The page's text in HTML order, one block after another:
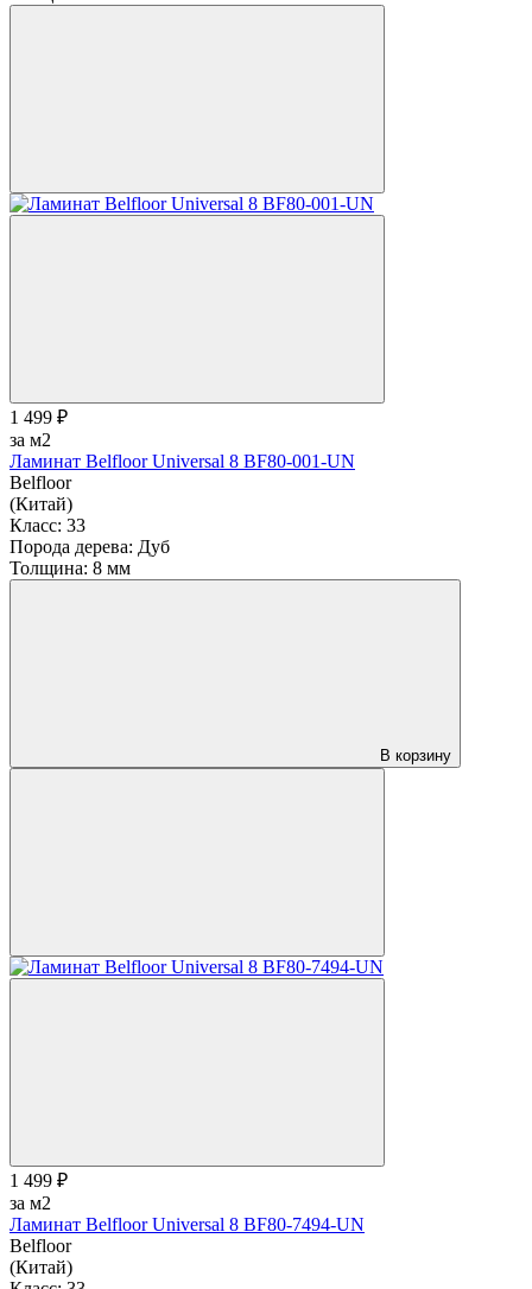
1 499 ₽
за м2
Ламинат Belfloor Universal 8 BF80-001-UN
Belfloor
(Китай)
Класс: 33
Порода дерева: Дуб
Толщина: 8 мм
В корзину
1 499 ₽
за м2
Ламинат Belfloor Universal 8 BF80-7494-UN
Belfloor
(Китай)